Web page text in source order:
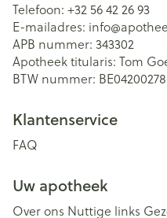
Telefoon: +32 56 42 26 93
E-mailadres: info@
APB nummer: 343302
Apotheek titularis: Tom
BTW nummer:
Klantenservice
FAQ
Uw apotheek
Over ons Nuttige links